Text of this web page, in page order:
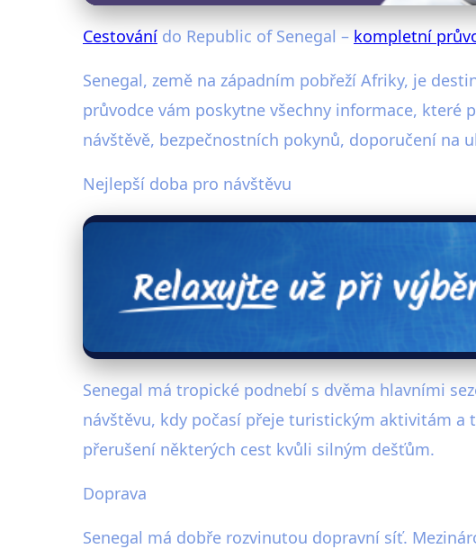
Cestování do Republic of Senegal – kompletní
Senegal, země na západním pobřeží Afriky, je
průvodce vám poskytne všechny informace, které
návštěvě, bezpečnostních pokynů, doporučení na
Nejlepší doba pro návštěvu
Senegal má tropické podnebí s dvěma hlavními
návštěvu, kdy počasí přeje turistickým aktivitám a
přerušení některých cest kvůli silným dešťům.
Doprava
Senegal má dobře rozvinutou dopravní síť.